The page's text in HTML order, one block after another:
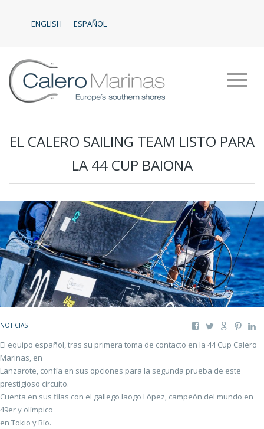
ENGLISH ESPAÑOL
EL CALERO SAILING TEAM LISTO PARA
LA 44 CUP BAIONA
NOTICIAS
El equipo español, tras su primera toma de contacto en la 44 Cup Calero
Marinas, en
Lanzarote, confía en sus opciones para la segunda prueba de este
prestigioso circuito.
Cuenta en sus filas con el gallego Iaogo López, campeón del mundo en
49er y olímpico
en Tokio y Río.